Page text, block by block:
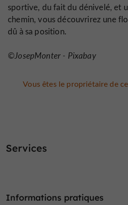
sportive, du fait du dénivelé, et
chemin, vous découvrirez une
dû à sa position.
©JosepMonter - Pixabay
Vous êtes le propriétaire de
Services
Informations pratiques